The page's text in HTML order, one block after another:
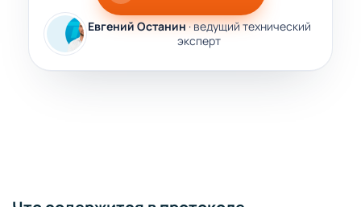
Евгений Останин· ведущий технический
эксперт